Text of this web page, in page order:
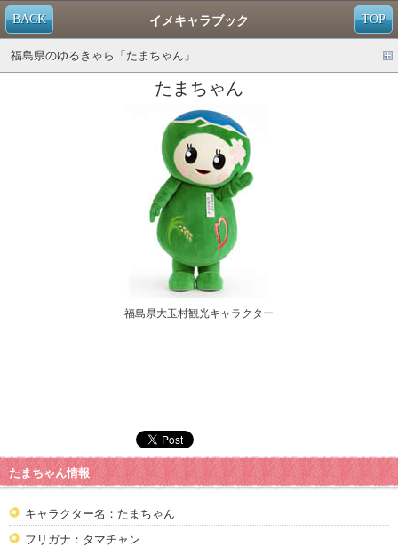
TOP
BACK イメキャラブック
福島県のゆるきゃら「たまちゃん」
たまちゃん
福島県大玉村観光キャラクター
たまちゃん情報
キャラクター名：たまちゃん
フリガナ：タマチャン